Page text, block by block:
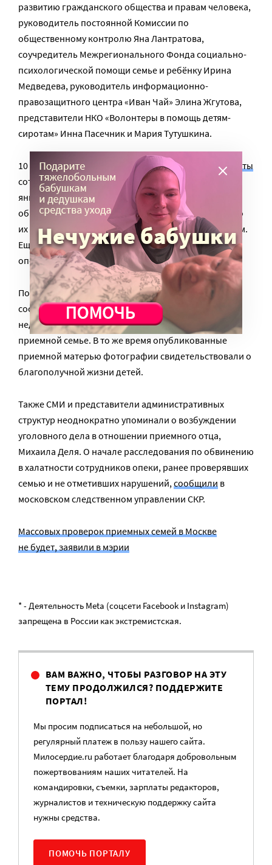
развитию гражданского общества и правам человека,
руководитель постоянной Комиссии по
общественному контролю Яна Лантратова,
соучредитель Межрегионального Фонда социально-
психологической помощи семье и ребёнку Ирина
Медведева, руководитель информационно-
правозащитного центра «Иван Чай» Элина Жгутова,
представители НКО «Волонтеры в помощь детям-
сиротам» Инна Пасечник и Мария Тутушкина.
10 детей, воспитывавшихся в семье Дель, были изъяты
сотрудниками органов опеки и полицейскими 10
января, после того, как работники детского сада
обнаружили повреждения на теле одного из них. По
их словам, ребенок сообщил, что был наказан отцом.
Еще троим детям удалось убежать от сотрудников
опеки.
Позднее СМИ со ссылкой на сотрудников опеки
сообщали о вскрывшихся при изъятии детей
недопустимо тяжелых условиях их пребывания в
приемной семье. В то же время опубликованные
приемной матерью фотографии свидетельствовали о
благополучной жизни детей.
Также СМИ и представители административных
структур неоднократно упоминали о возбуждении
уголовного дела в отношении приемного отца,
Михаила Деля. О начале расследования по обвинению
в халатности сотрудников опеки, ранее проверявших
семью и не отметивших нарушений,сообщили в
московском следственном управлении СКР.
Массовых проверок приемных семей в Москве
не будет, заявили в мэрии
* - Деятельность Meta (соцсети Facebook и Instagram)
запрещена в России как экстремистская.
ВАМ ВАЖНО, ЧТОБЫ РАЗГОВОР НА ЭТУ
ТЕМУ ПРОДОЛЖИЛСЯ? ПОДДЕРЖИТЕ
ПОРТАЛ!
Мы просим подписаться на небольшой, но
регулярный платеж в пользу нашего сайта.
Милосердие.ru работает благодаря добровольным
пожертвованиям наших читателей. На
командировки, съемки, зарплаты редакторов,
журналистов и техническую поддержку сайта
нужны средства.
ПОМОЧЬ ПОРТАЛУ